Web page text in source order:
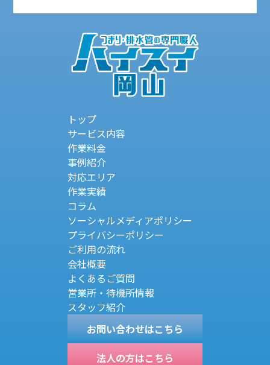
トップ
サービス内容
作業料金
事例紹介
対応エリア
作業実績
コラム
ソーシャルメディアポリシー
プライバシーポリシー
ご利用の流れ
会社概要
よくあるご質問
営業所・待機所情報
スタッフ紹介
お問い合わせはこちら
法人の方はこちら